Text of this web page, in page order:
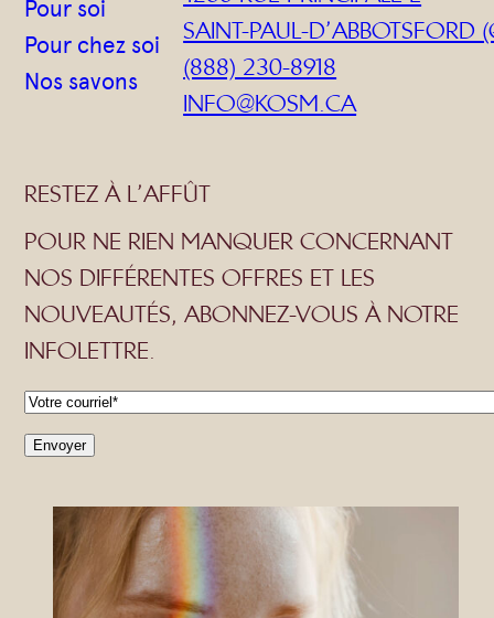
Pour soi
Pour chez soi
Nos savons
SAINT-PAUL-D’ABBOTSFORD
(888) 230-8918
INFO@KOSM.CA
RESTEZ À L’AFFÛT
POUR NE RIEN MANQUER CONCERNANT
NOS DIFFÉRENTES OFFRES ET LES
NOUVEAUTÉS, ABONNEZ-VOUS À NOTRE
INFOLETTRE.
C
oEnvoyer